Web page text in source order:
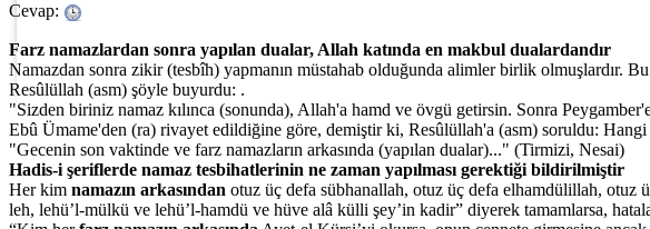
Cevap:
Farz namazlardan sonra yapılan dualar, Allah katında en makbul dualardandır
Namazdan sonra zikir (tesbîh) yapmanın müstahab olduğunda alimler birlik olmuşlardır.
Resûlüllah (asm) şöyle buyurdu: .
"Sizden biriniz namaz kılınca (sonunda), Allah'a hamd ve övgü getirsin. Sonra
Ebû Ümame'den (ra) rivayet edildiğine göre, demiştir ki, Resûlüllah'a (asm) soruldu:
"Gecenin son vaktinde ve farz namazların arkasında (yapılan dualar)..." (Tirmizi, Nesai)
Hadis-i şeriflerde namaz tesbihatlerinin ne zaman yapılması gerektiği bildirilmiştir
Her kim namazın arkasından otuz üç defa sübhanallah, otuz üç defa elhamdülillah, otuz
leh, lehü’l-mülkü ve lehü’l-hamdü ve hüve alâ külli şey’in kadir” diyerek tamamlarsa,